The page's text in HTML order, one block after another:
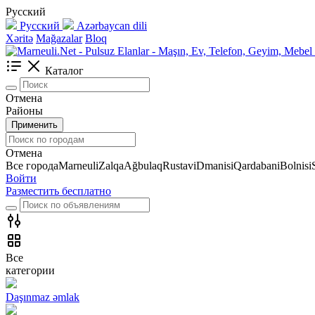
Русский
Русский
Azərbaycan dili
Xəritə Mağazalar Bloq
Каталог
Отмена
Районы
Применить
Отмена
Все городаMarneuliZalqaAğbulaqRustaviDmanisiQardabaniBolnisi
Войти
Разместить бесплатно
Все
категории
Daşınmaz əmlak